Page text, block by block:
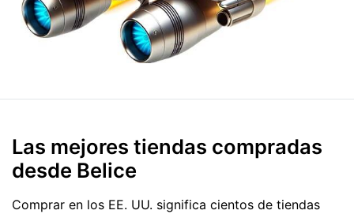
Las mejores tiendas compradas
desde Belice
Comprar en los EE. UU. significa cientos de tiendas